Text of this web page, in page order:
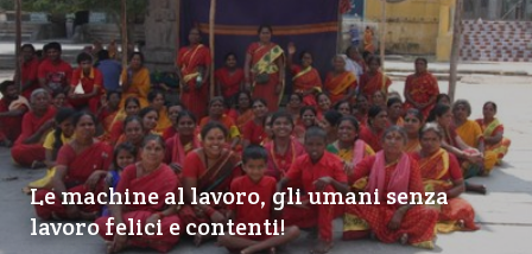
Le machine al lavoro, gli umani senza
lavoro felici e contenti!